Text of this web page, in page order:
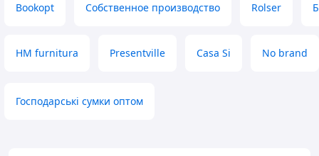
Bookopt Собственное производство Rolser
HM furnitura Presentville Casa Si No brand
Господарські сумки оптом